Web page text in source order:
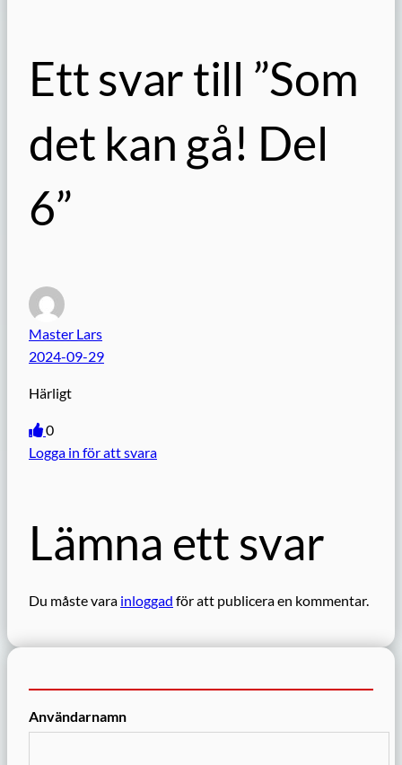
Ett svar till ”Som
det kan gå! Del
6”
Master Lars
2024-09-29
Härligt
0
Logga in för att svara
Lämna ett svar
Du måste vara inloggad för att publicera en kommentar.
Användarnamn